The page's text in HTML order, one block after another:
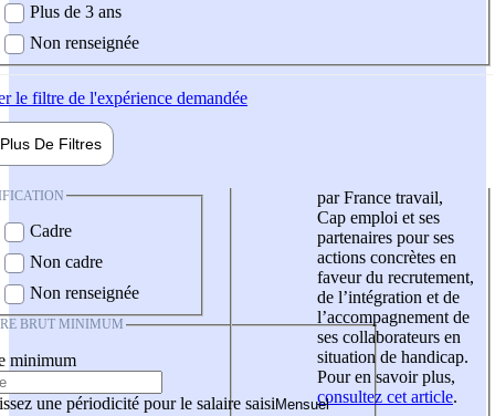
Plus de 3 ans
Non renseignée
le filtre de l'expérience demandée
Plus De Filtres
Cadre
Non cadre
Non renseignée
BRUT MINIMUM
minimum
une périodicité pour le salaire saisi
par France travail,
Cap emploi et ses
partenaires pour ses
actions concrètes en
faveur du recrutement,
de l’intégration et de
l’accompagnement de
ses collaborateurs en
situation de handicap.
Pour en savoir plus,
consultez cet article.